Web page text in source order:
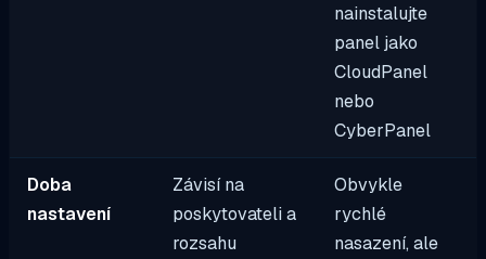
nainstalujte
panel jako
CloudPanel
nebo
CyberPanel
Doba
nastavení
Závisí na
poskytovateli a
rozsahu
Obvykle
rychlé
nasazení, ale